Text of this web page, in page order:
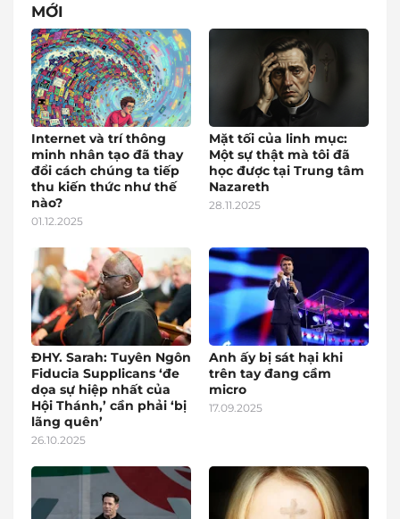
MỚI
Internet và trí thông
minh nhân tạo đã thay
đổi cách chúng ta tiếp
thu kiến thức như thế
nào?
01.12.2025
Mặt tối của linh mục:
Một sự thật mà tôi đã
học được tại Trung tâm
Nazareth
28.11.2025
ĐHY. Sarah: Tuyên Ngôn
Fiducia Supplicans ‘đe
dọa sự hiệp nhất của
Hội Thánh,’ cần phải ‘bị
lãng quên’
26.10.2025
Anh ấy bị sát hại khi
trên tay đang cầm
micro
17.09.2025